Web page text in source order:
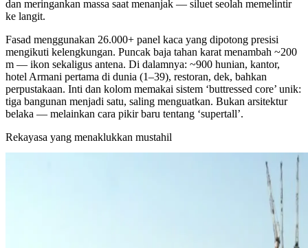
dan meringankan massa saat menanjak — siluet seolah memelintir
ke langit.
Fasad menggunakan 26.000+ panel kaca yang dipotong presisi
mengikuti kelengkungan. Puncak baja tahan karat menambah ~200
m — ikon sekaligus antena. Di dalamnya: ~900 hunian, kantor,
hotel Armani pertama di dunia (1–39), restoran, dek, bahkan
perpustakaan. Inti dan kolom memakai sistem ‘buttressed core’ unik:
tiga bangunan menjadi satu, saling menguatkan. Bukan arsitektur
belaka — melainkan cara pikir baru tentang ‘supertall’.
Rekayasa yang menaklukkan mustahil